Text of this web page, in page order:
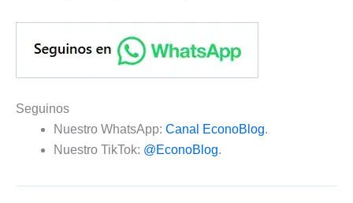
Seguinos
Nuestro WhatsApp: Canal EconoBlog.
Nuestro TikTok: @EconoBlog.